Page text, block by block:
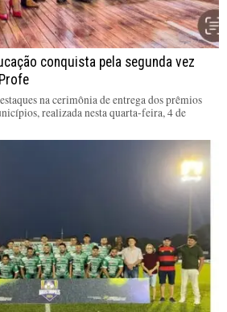
conquista pela segunda vez
na cerimônia de entrega dos prêmios
realizada nesta quarta-feira, 4 de